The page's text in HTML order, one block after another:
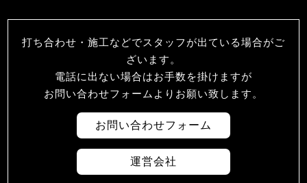
打ち合わせ・施工などでスタッフが出ている場合がご
ざいます。
電話に出ない場合はお手数を掛けますが
お問い合わせフォームよりお願い致します。
お問い合わせフォーム
運営会社